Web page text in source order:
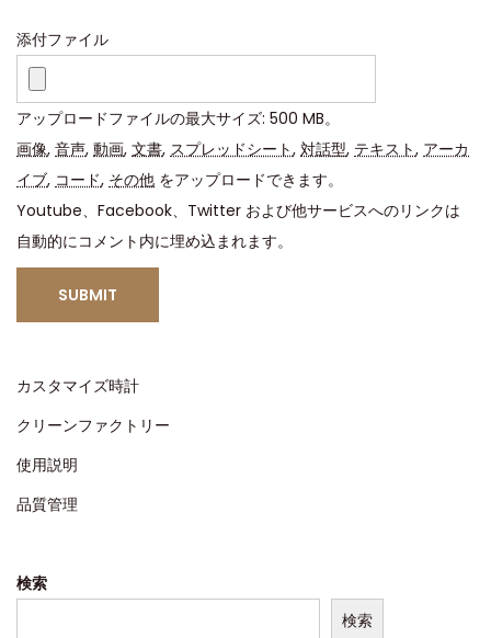
ム
ー
ブ
メ
ン
ト
モ
デ
る
価
値
る
添付ファイル
アップロードファイルの最大サイズ: 500 MB。
画像, 音声, 動画, 文書, スプレッドシート, 対話型, テキスト, アーカ
イブ, コード, その他 をアップロードできます。
Youtube、Facebook、Twitter および他サービスへのリンクは
自動的にコメント内に埋め込まれます。
カスタマイズ時計
クリーンファクトリー
使用説明
品質管理
検索
検索